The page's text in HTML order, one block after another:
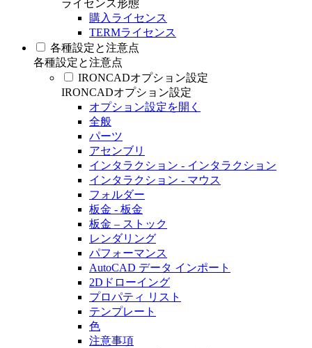
ライセンス形態
購入ライセンス
TERMライセンス
各種設定と注意点
各種設定と注意点
IRONCADオプション設定
IRONCADオプション設定
オプション設定を開く
全般
パーツ
アセンブリ
インタラクション - インタラクション
インタラクション - マウス
フォルダー
板金 - 板金
板金 – ストック
レンダリング
パフォーマンス
AutoCAD データ インポート
2Dドローイング
プロパティ リスト
テンプレート
色
注意事項